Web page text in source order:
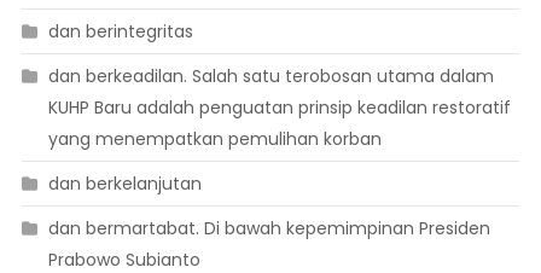
dan berintegritas
dan berkeadilan. Salah satu terobosan utama dalam
KUHP Baru adalah penguatan prinsip keadilan restoratif
yang menempatkan pemulihan korban
dan berkelanjutan
dan bermartabat. Di bawah kepemimpinan Presiden
Prabowo Subianto